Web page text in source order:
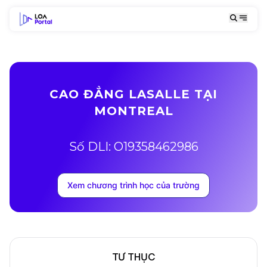
CAO ĐẲNG LASALLE TẠI
MONTREAL
Số DLI: O19358462986
Xem chương trình học của trường
TƯ THỤC